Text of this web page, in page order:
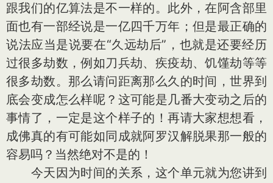
跟我们的亿算法是不一样的。此外，在阿含部里
面也有一部经说是一亿四千万年；但是最正确的
说法应当是说要在“久远劫后”，也就是还要经历
过很多劫数，例如刀兵劫、疾疫劫、饥馑劫等等
很多劫数。那么请问距离那么久的时间，世界到
底会变成怎么样呢？这可能是几番大变动之后的
事情了，一定是这个样子的！再请大家想想看，
成佛真的有可能如同成就阿罗汉解脱果那一般的
容易吗？当然绝对不是的！
今天因为时间的关系，这个单元就为您讲到